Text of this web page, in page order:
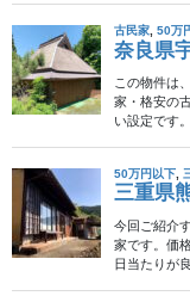
ナ
ビ
ゲ
ー
シ
ョ
ン